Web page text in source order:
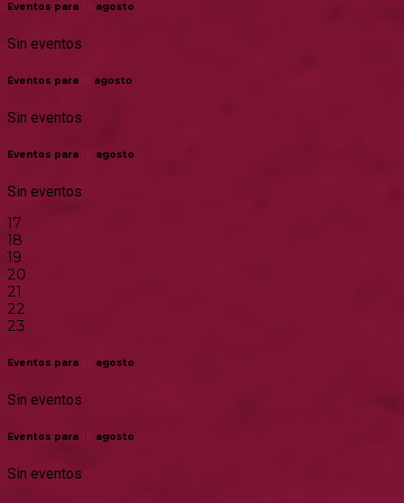
Eventos para agosto
Sin eventos
Eventos para agosto
Sin eventos
Eventos para agosto
Sin eventos
17
18
19
20
21
22
23
Eventos para agosto
Sin eventos
Eventos para agosto
Sin eventos